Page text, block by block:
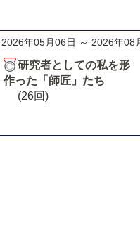
2026年05月06日 ～ 2026年08
研究者としての私を形
作った「師匠」たち
(26回)